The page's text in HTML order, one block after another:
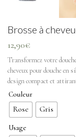
Brosse à
12,90€
Transformez votre
cheveux pour douche en
design compact et
Couleur
Rose Gris
Usage